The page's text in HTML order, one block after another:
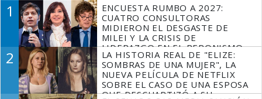
1
ENCUESTA RUMBO A 2027:
CUATRO CONSULTORAS
MIDIERON EL DESGASTE DE
MILEI Y LA CRISIS DE
LIDERAZGO EN EL PERONISMO
2
LA HISTORIA REAL DE "ELIZE:
SOMBRAS DE UNA MUJER", LA
NUEVA PELÍCULA DE NETFLIX
SOBRE EL CASO DE UNA ESPOSA
QUE DESCUARTIZÓ A SU